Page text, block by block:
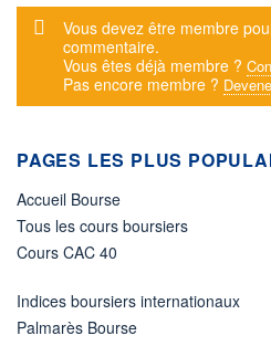
Message d'alerte
Vous devez être membre
commentaire.
Vous êtes déjà membre ?
Pas encore membre ?
PAGES LES PLUS
Accueil Bourse
Tous les cours boursiers
Cours CAC 40
Indices boursiers internationaux
Palmarès Bourse